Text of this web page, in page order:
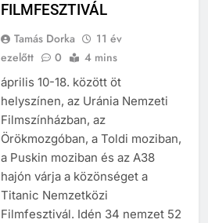
FILMFESZTIVÁL
Tamás Dorka
11 év
ezelőtt
0 4 mins
április 10-18. között öt
helyszínen, az Uránia Nemzeti
Filmszínházban, az
Örökmozgóban, a Toldi moziban,
a Puskin moziban és az A38
hajón várja a közönséget a
Titanic Nemzetközi
Filmfesztivál. Idén 34 nemzet 52